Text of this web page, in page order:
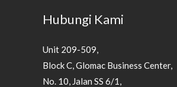
Hubungi Kami
Unit 209-509,
Block C, Glomac Business Center,
No. 10, Jalan SS 6/1,